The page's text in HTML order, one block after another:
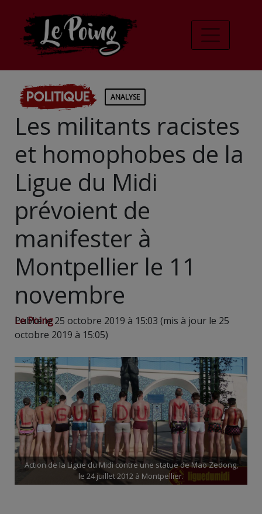
Politique ANALYSE
Les militants racistes
et homophobes de la
Ligue du Midi
prévoient de
manifester à
Montpellier le 11
novembre
Le Poing
Publié le 25 octobre 2019 à 15:03 (mis à jour le 25
octobre 2019 à 15:05)
Action de la Ligue du Midi contre une statue de Mao Zedong,
le 24 juillet 2012 à Montpellier.